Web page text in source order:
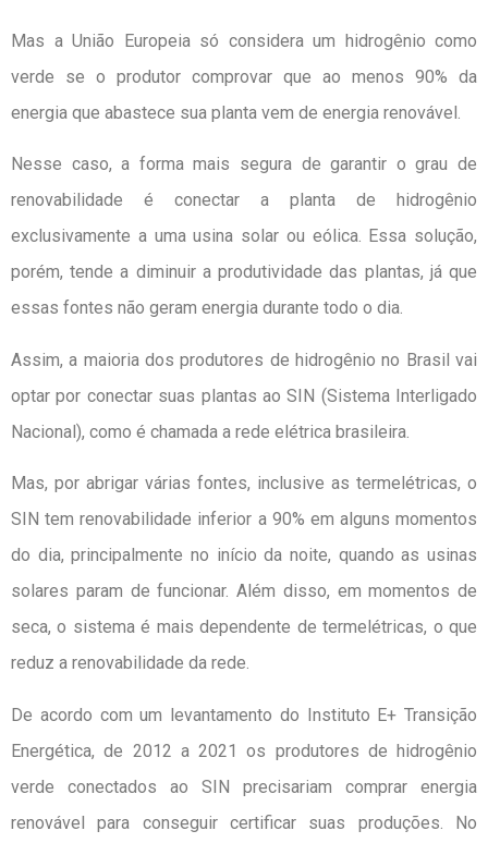
Mas a União Europeia só considera um hidrogênio como
verde se o produtor comprovar que ao menos 90% da
energia que abastece sua planta vem de energia renovável.
Nesse caso, a forma mais segura de garantir o grau de
renovabilidade é conectar a planta de hidrogênio
exclusivamente a uma usina solar ou eólica. Essa solução,
porém, tende a diminuir a produtividade das plantas, já que
essas fontes não geram energia durante todo o dia.
Assim, a maioria dos produtores de hidrogênio no Brasil vai
optar por conectar suas plantas ao SIN (Sistema Interligado
Nacional), como é chamada a rede elétrica brasileira.
Mas, por abrigar várias fontes, inclusive as termelétricas, o
SIN tem renovabilidade inferior a 90% em alguns momentos
do dia, principalmente no início da noite, quando as usinas
solares param de funcionar. Além disso, em momentos de
seca, o sistema é mais dependente de termelétricas, o que
reduz a renovabilidade da rede.
De acordo com um levantamento do Instituto E+ Transição
Energética, de 2012 a 2021 os produtores de hidrogênio
verde conectados ao SIN precisariam comprar energia
renovável para conseguir certificar suas produções. No